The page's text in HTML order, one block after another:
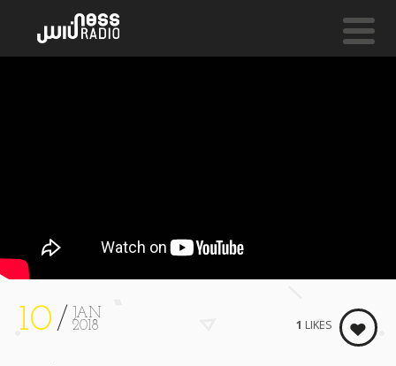
10
JAN
2018
1 LIKES